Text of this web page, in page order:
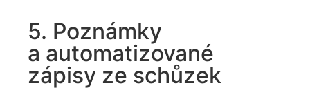
5. Poznámky
a automatizované
zápisy ze schůzek